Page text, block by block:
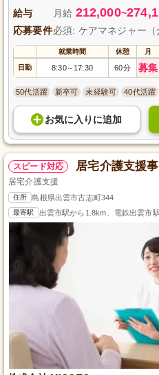
給与 月給 212,000~
応募要件必須: ケアマネジャー
就業時間 休憩 月
日勤 8:30～ 17:30 60分 募集
50代活躍 新卒可 未経験可 40代活躍
お気に入り に追加
スピード対応 居宅介護支援
居宅介護支援
住所 島根県出雲市古志町344
最寄駅 出雲市駅から1.8km、電鉄出雲市